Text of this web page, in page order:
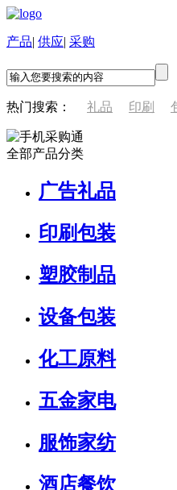
产品| 供应| 采购
热门搜索： 礼品 印刷
全部产品分类
广告礼品
印刷包装
塑胶制品
设备包装
化工原料
五金家电
服饰家纺
酒店餐饮